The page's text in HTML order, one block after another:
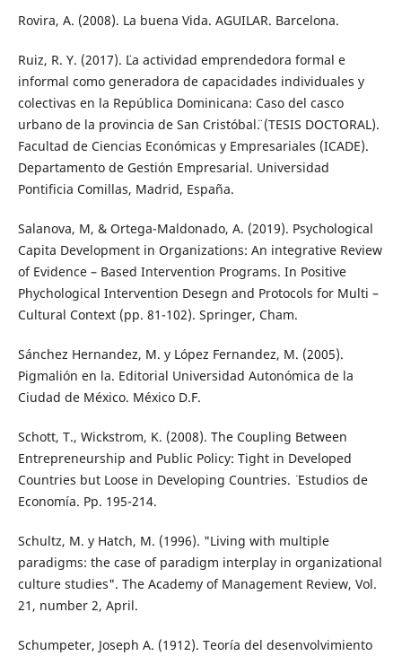
Rovira, A. (2008). La buena Vida. AGUILAR. Barcelona.
Ruiz, R. Y. (2017). ¨La actividad emprendedora formal e
informal como generadora de capacidades individuales y
colectivas en la República Dominicana: Caso del casco
urbano de la provincia de San Cristóbal¨. (TESIS DOCTORAL).
Facultad de Ciencias Económicas y Empresariales (ICADE).
Departamento de Gestión Empresarial. Universidad
Pontificia Comillas, Madrid, España.
Salanova, M, & Ortega-Maldonado, A. (2019). Psychological
Capita Development in Organizations: An integrative Review
of Evidence – Based Intervention Programs. In Positive
Phychological Intervention Desegn and Protocols for Multi –
Cultural Context (pp. 81-102). Springer, Cham.
Sánchez Hernandez, M. y López Fernandez, M. (2005).
Pigmalión en la. Editorial Universidad Autonómica de la
Ciudad de México. México D.F.
Schott, T., Wickstrom, K. (2008). ¨The Coupling Between
Entrepreneurship and Public Policy: Tight in Developed
Countries but Loose in Developing Countries. ¨ Estudios de
Economía. Pp. 195-214.
Schultz, M. y Hatch, M. (1996). "Living with multiple
paradigms: the case of paradigm interplay in organizational
culture studies". The Academy of Management Review, Vol.
21, number 2, April.
Schumpeter, Joseph A. (1912). Teoría del desenvolvimiento